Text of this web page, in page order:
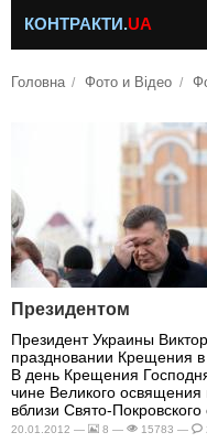
КОНТРАКТИ.UA
Головна Фото и Відео
Президентом
Президент Украины
праздновании Крещения
В день Крещения
чине Великого
вблизи Свято-Покровского
20.01.2012 — 8 — 15783 —